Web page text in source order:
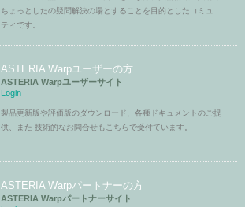
ちょっとしたの疑問解決の場とすることを目的としたコミュニ
ティです。
ASTERIA Warpユーザーの方
ASTERIA Warpユーザーサイト
Login
製品更新版や評価版のダウンロード、各種ドキュメントのご提
供、また 技術的なお問合せもこちらで受付ています。
ASTERIA Warpパートナーの方
ASTERIA Warpパートナーサイト